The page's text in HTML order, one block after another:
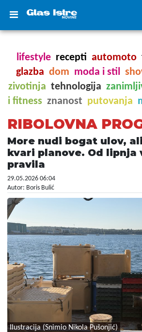
lifestyle recepti automoto
glazba dom moda i stil
zivotinja tehnologija
i fitness znanost putovanja
RIBOLOVNA
More nudi bogat ulov,
kvari planove. Od lipnja
pravila
29.05.2026 06:04
Autor: Boris Bulić
Ilustracija (Snimio Nikola Pušonjić)